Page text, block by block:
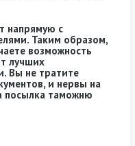
напрямую с
Таким образом,
возможность
лучших
Вы не тратите
и нервы на
посылка таможню